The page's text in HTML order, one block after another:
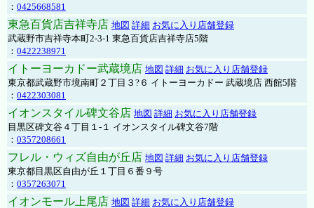
： 0425668581
東急百貨店吉祥寺店 地図 詳細 お気に入り店舗登録
武蔵野市吉祥寺本町2-3-1 東急百貨店吉祥寺店5階
： 0422238971
イトーヨーカドー武蔵境店 地図 詳細 お気に入り店舗登録
東京都武蔵野市境南町２丁目３?６ イトーヨーカドー 武蔵境店 西館5階
： 0422303081
イオンスタイル碑文谷店 地図 詳細 お気に入り店舗登録
目黒区碑文谷４丁目１-１ イオンスタイル碑文谷7階
： 0357208661
フレル・ウィズ自由が丘店 地図 詳細 お気に入り店舗登録
東京都目黒区自由が丘１丁目６番９号
： 0357263071
イオンモール上尾店 地図 詳細 お気に入り店舗登録